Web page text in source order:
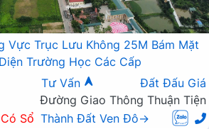
Vực Trục Lưu Không 25M Bám Mặt
Trường Học Các Cấp
Tư Vấn
Đất Đấu Giá
Đường Giao Thông Thuận Tiện
Sổ Thành Đất Ven Đô→